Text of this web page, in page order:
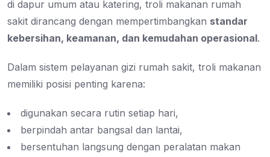
di dapur umum atau katering, troli makanan rumah
sakit dirancang dengan mempertimbangkan standar
kebersihan, keamanan, dan kemudahan operasional.
Dalam sistem pelayanan gizi rumah sakit, troli makanan
memiliki posisi penting karena:
digunakan secara rutin setiap hari,
berpindah antar bangsal dan lantai,
bersentuhan langsung dengan peralatan makan